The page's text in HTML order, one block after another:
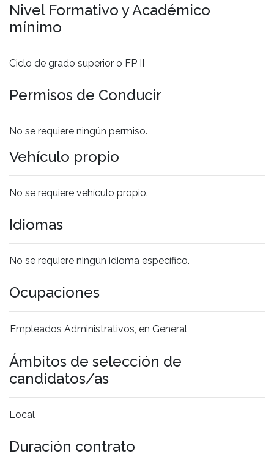
Nivel Formativo y Académico
mínimo
Ciclo de grado superior o FP II
Permisos de Conducir
No se requiere ningún permiso.
Vehículo propio
No se requiere vehículo propio.
Idiomas
No se requiere ningún idioma específico.
Ocupaciones
Empleados Administrativos, en General
Ámbitos de selección de
candidatos/as
Local
Duración contrato